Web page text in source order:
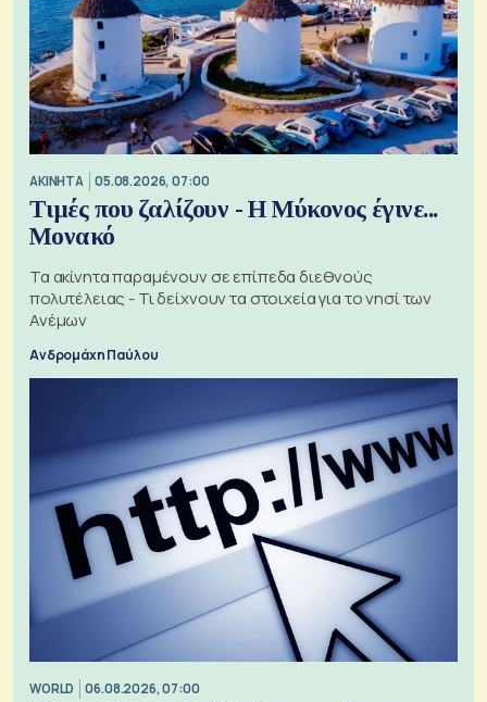
ΑΚΙΝΗΤΑ 05.08.2026, 07:00
Τιμές που ζαλίζουν - Η Μύκονος έγινε...
Μονακό
Τα ακίνητα παραμένουν σε επίπεδα διεθνούς
πολυτέλειας - Τι δείχνουν τα στοιχεία για το νησί των
Ανέμων
Ανδρομάχη Παύλου
WORLD 06.08.2026, 07:00